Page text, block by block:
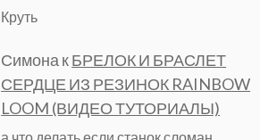
Круть
Симона кБРЕЛОК И БРАСЛЕТ
СЕРДЦЕ ИЗ РЕЗИНОК RAINBOW
LOOM (ВИДЕО ТУТОРИАЛЫ)